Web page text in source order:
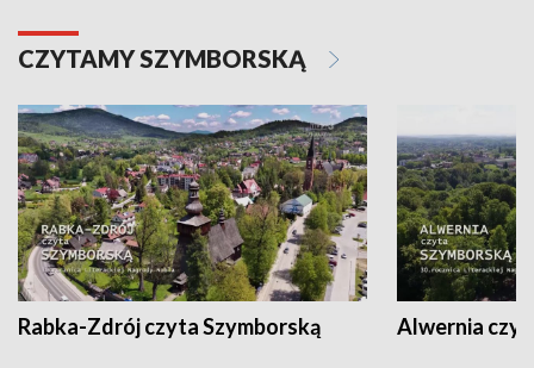
CZYTAMY SZYMBORSKĄ
Rabka-Zdrój czyta Szymborską Alwernia